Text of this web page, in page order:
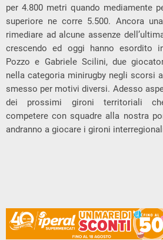
per 4.800 metri quando mediamente
superiore ne corre 5.500. Ancora
rimediare ad alcune assenze
crescendo ed oggi hanno esordito
Pozzo e Gabriele Scilini, due
nella categoria minirugby negli scorsi
smesso per motivi diversi. Adesso
dei prossimi gironi territoriali
competere con squadre alla nostra
andranno a giocare i gironi